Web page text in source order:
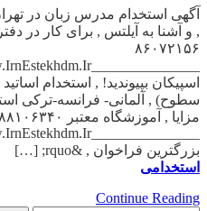
آگهی استخدام مدرس زبان در
۸۶۰۷۲۱۵۶
اسپیکان بپیوندید! , استخدام
سطوح) , آلمانی- فرانسه-ترکی
مزایا , آموزشگاه معتبر ۸۸۱۰۶۳۴۰
بزرگترین فراخوان , &rquo; […]
استخدامی
Continue Reading